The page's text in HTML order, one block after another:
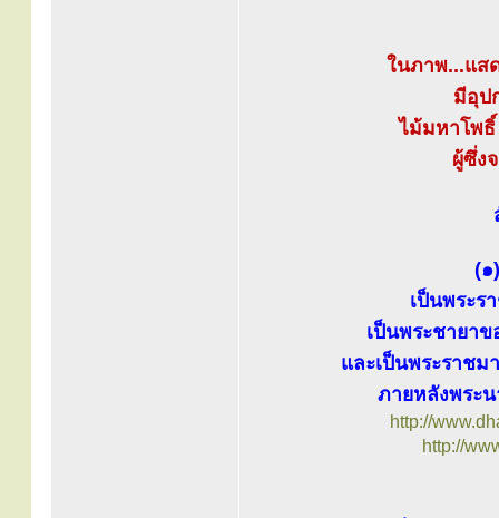
ในภาพ...แส
มีอุป
ไม้มหาโพธิ์
ผู้ซึ่ง
(๑
เป็นพระร
เป็นพระชายา
และเป็นพระราช
ภายหลังพระ
http://
http://